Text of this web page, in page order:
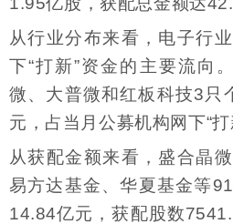
从行业分布来看，电子行
下“打新”资金的主要流向
微、大普微和红板科技3只
元，占当月公募机构网下“打
从获配金额来看，盛合晶
易方达基金、华夏基金等
14.84亿元，获配股数